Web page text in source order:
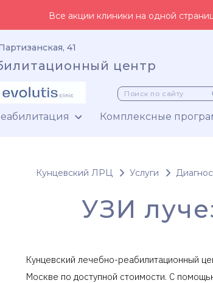
Все акции клиники на одной
41
центр
Комплексные
Кунцевский ЛРЦ Услуги
УЗИ
Кунцевский лечебно-реабилитационный
Москве по доступной стоимости. С